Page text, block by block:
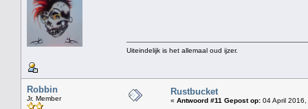
Uiteindelijk is het allemaal oud ijzer.
Robbin
Jr. Member
Rustbucket
« Antwoord #11 Gepost op: 04 April